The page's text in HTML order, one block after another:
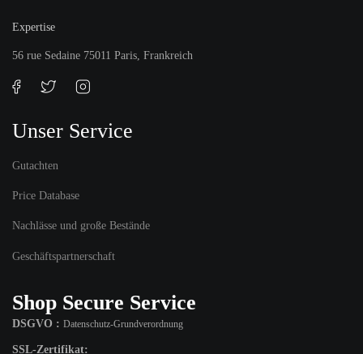
Expertise
56 rue Sedaine 75011 Paris, Frankreich
Unser Service
Gutachten
Price Database
Nachlässe und große Bestände
Geschäftspartnerschaft
Shop Secure Service
DSGVO : Datenschutz-Grundverordnung
SSL-Zertifikat: